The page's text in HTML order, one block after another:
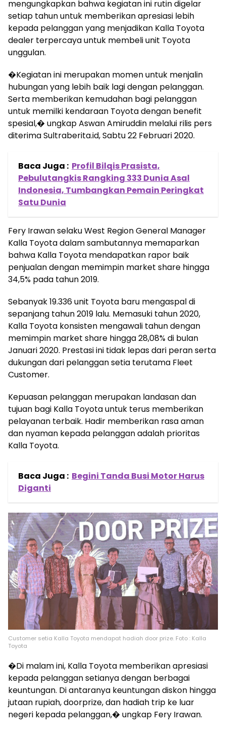
mengungkapkan bahwa kegiatan ini rutin digelar
setiap tahun untuk memberikan apresiasi lebih
kepada pelanggan yang menjadikan Kalla Toyota
dealer terpercaya untuk membeli unit Toyota
unggulan.
�Kegiatan ini merupakan momen untuk menjalin
hubungan yang lebih baik lagi dengan pelanggan.
Serta memberikan kemudahan bagi pelanggan
untuk memilki kendaraan Toyota dengan benefit
spesial,� ungkap Aswan Amiruddin melalui rilis pers
diterima Sultraberita.id, Sabtu 22 Februari 2020.
Baca Juga : Profil Bilqis Prasista,
Pebulutangkis Rangking 333 Dunia Asal
Indonesia, Tumbangkan Pemain Peringkat
Satu Dunia
Fery Irawan selaku West Region General Manager
Kalla Toyota dalam sambutannya memaparkan
bahwa Kalla Toyota mendapatkan rapor baik
penjualan dengan memimpin market share hingga
34,5% pada tahun 2019.
Sebanyak 19.336 unit Toyota baru mengaspal di
sepanjang tahun 2019 lalu. Memasuki tahun 2020,
Kalla Toyota konsisten mengawali tahun dengan
memimpin market share hingga 28,08% di bulan
Januari 2020. Prestasi ini tidak lepas dari peran serta
dukungan dari pelanggan setia terutama Fleet
Customer.
Kepuasan pelanggan merupakan landasan dan
tujuan bagi Kalla Toyota untuk terus memberikan
pelayanan terbaik. Hadir memberikan rasa aman
dan nyaman kepada pelanggan adalah prioritas
Kalla Toyota.
Baca Juga : Begini Tanda Busi Motor Harus
Diganti
Customer setia Kalla Toyota mendapat hadiah door prize. Foto : Kalla
Toyota
�Di malam ini, Kalla Toyota memberikan apresiasi
kepada pelanggan setianya dengan berbagai
keuntungan. Di antaranya keuntungan diskon hingga
jutaan rupiah, doorprize, dan hadiah trip ke luar
negeri kepada pelanggan,� ungkap Fery Irawan.